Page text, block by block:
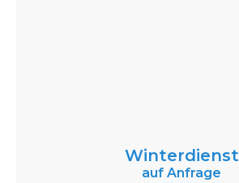
Winterdienst
auf Anfrage